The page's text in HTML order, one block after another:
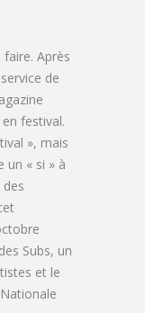
Après
de
en festival.
», mais
un « si » à
des
Subs, un
et le